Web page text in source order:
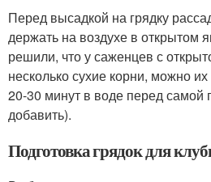
Перед высадкой на грядку
держать на воздухе в открытом
решили, что у саженцев с
несколько сухие корни, можно
20-30 минут в воде перед самой
добавить).
Подготовка грядок для